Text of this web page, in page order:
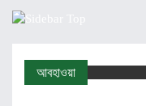
আবহাওয়া